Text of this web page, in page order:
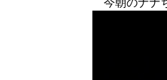
今朝のナナ